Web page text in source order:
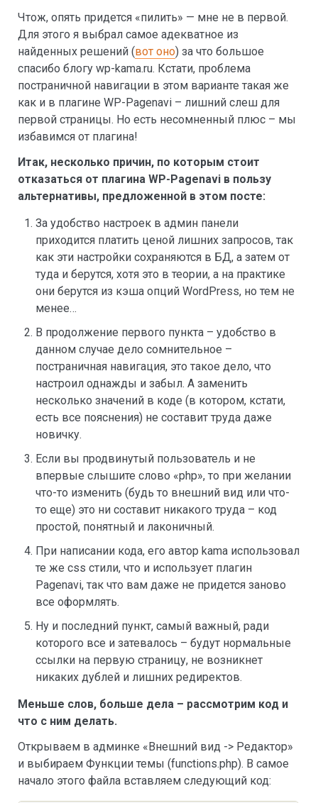
Чтож, опять придется «пилить» — мне не в первой.
Для этого я выбрал самое адекватное из
найденных решений (вот оно) за что большое
спасибо блогу wp-kama.ru. Кстати, проблема
постраничной навигации в этом варианте такая же
как и в плагине WP-Pagenavi – лишний слеш для
первой страницы. Но есть несомненный плюс – мы
избавимся от плагина!
Итак, несколько причин, по которым стоит
отказаться от плагина WP-Pagenavi в пользу
альтернативы, предложенной в этом посте:
За удобство настроек в админ панели
приходится платить ценой лишних запросов, так
как эти настройки сохраняются в БД, а затем от
туда и берутся, хотя это в теории, а на практике
они берутся из кэша опций WordPress, но тем не
менее…
В продолжение первого пункта – удобство в
данном случае дело сомнительное –
постраничная навигация, это такое дело, что
настроил однажды и забыл. А заменить
несколько значений в коде (в котором, кстати,
есть все пояснения) не составит труда даже
новичку.
Если вы продвинутый пользователь и не
впервые слышите слово «php», то при желании
что-то изменить (будь то внешний вид или что-
то еще) это ни составит никакого труда – код
простой, понятный и лаконичный.
При написании кода, его автор kama использовал
те же css стили, что и использует плагин
Pagenavi, так что вам даже не придется заново
все оформлять.
Ну и последний пункт, самый важный, ради
которого все и затевалось – будут нормальные
ссылки на первую страницу, не возникнет
никаких дублей и лишних редиректов.
Меньше слов, больше дела – рассмотрим код и
что с ним делать.
Открываем в админке «Внешний вид -> Редактор»
и выбираем Функции темы (functions.php). В самое
начало этого файла вставляем следующий код: